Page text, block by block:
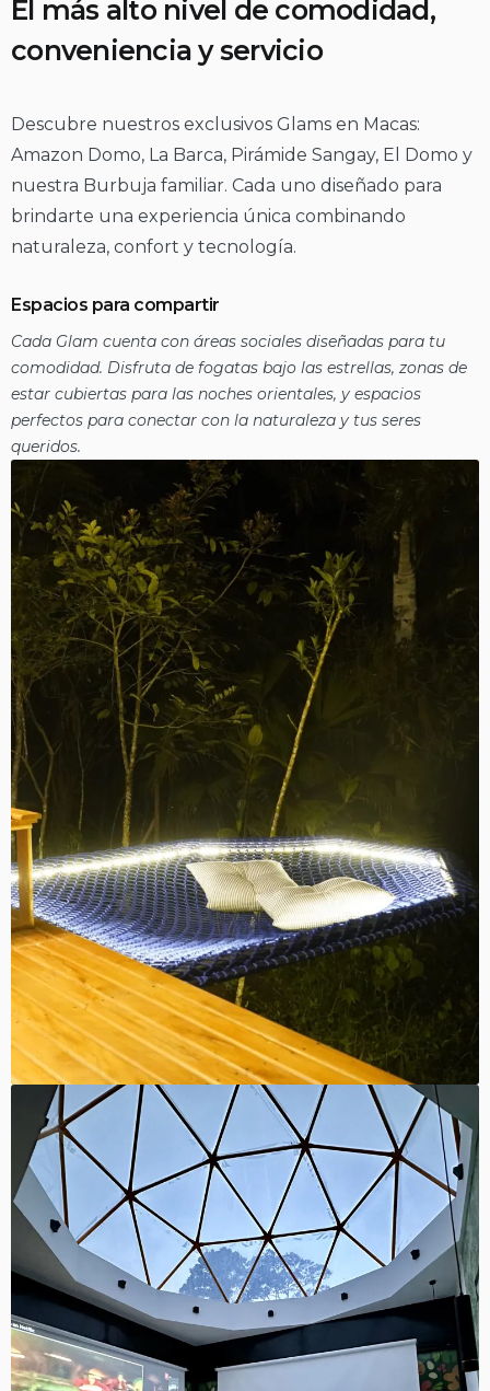
El más alto nivel de comodidad,
conveniencia y servicio
Descubre nuestros exclusivos Glams en Macas:
Amazon Domo, La Barca, Pirámide Sangay, El Domo y
nuestra Burbuja familiar. Cada uno diseñado para
brindarte una experiencia única combinando
naturaleza, confort y tecnología.
Espacios para compartir
Cada Glam cuenta con áreas sociales diseñadas para tu
comodidad. Disfruta de fogatas bajo las estrellas, zonas de
estar cubiertas para las noches orientales, y espacios
perfectos para conectar con la naturaleza y tus seres
queridos.